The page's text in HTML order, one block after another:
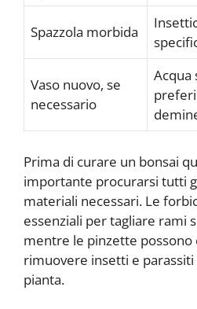
Spazzola morbida
Vaso nuovo, se
necessario
Acqua
Prima di curare un bonsai
importante procurarsi tutti
materiali necessari. Le
essenziali per tagliare rami
mentre le pinzette
rimuovere insetti e parassiti
pianta.